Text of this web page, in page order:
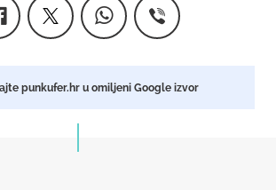
punkufer.hr u omiljeni Google izvor